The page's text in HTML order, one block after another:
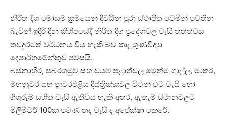
නිරිත දිග මෝසම ක්‍රමයෙන් දිවයින පුරා ස්ථාපිත වෙමින් පවතින
බැවින් ඉදිරි දින කිහිපයේදී නිරිත දිග ප්‍රදේශවල වැසි තත්ත්වය
තවදුරටත් වර්ධනය විය හැකි බව කාලගුණවිද්‍යා
දෙපාර්තමේන්තුව පවසයි.
බස්නාහිර, සබරගමුව සහ වයඹ පළාත්වල මෙන්ම ගාල්ල, මාතර,
මහනුවර සහ නුවරඑළිය දිස්ත්‍රික්කවල විටින් විට වැසි හෝ
ගිගුරුම් සහිත වැසි ඇතිවිය හැකි අතර, ඇතැම් ස්ථානවලට
මිලිමීටර් 100ක පමණ තද වැසි ද අපේක්ෂා කෙරේ.